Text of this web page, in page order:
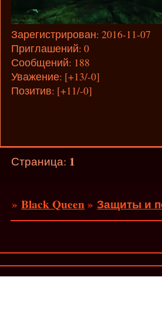
Зарегистрирован: 2016-11-07
Приглашений: 0
Сообщений: 188
Уважение: [+13/-0]
Позитив: [+11/-0]
Страница: 1
»Black Queen»Защиты и